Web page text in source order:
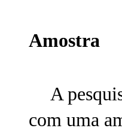
Amostra
A
com uma